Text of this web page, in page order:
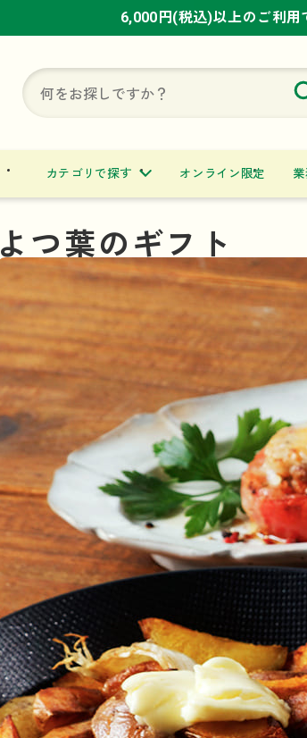
6,000円(税込)以上のご利
6,000円(税込)以上のご利
6,000円(税込)以上のご利
カテゴリで探す オンライン限定
よつ葉のギフト